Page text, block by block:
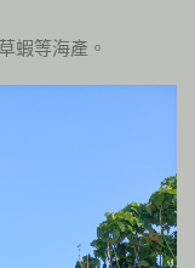
蝦等海產。